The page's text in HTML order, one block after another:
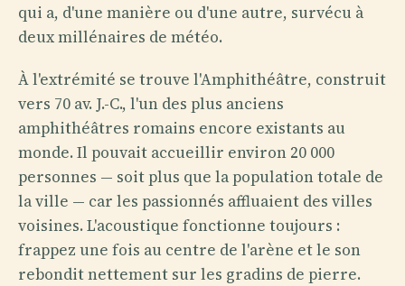
qui a, d'une manière ou d'une autre, survécu à
deux millénaires de météo.
À l'extrémité se trouve l'Amphithéâtre, construit
vers 70 av. J.-C., l'un des plus anciens
amphithéâtres romains encore existants au
monde. Il pouvait accueillir environ 20 000
personnes — soit plus que la population totale de
la ville — car les passionnés affluaient des villes
voisines. L'acoustique fonctionne toujours :
frappez une fois au centre de l'arène et le son
rebondit nettement sur les gradins de pierre.